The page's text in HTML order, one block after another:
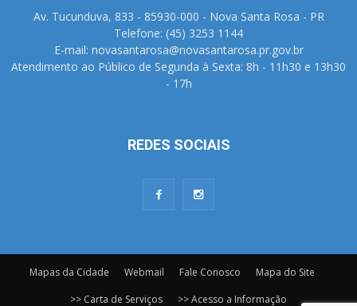
Av. Tucunduva, 833 - 85930-000 - Nova Santa Rosa - PR
Telefone: (45) 3253 1144
E-mail: novasantarosa@novasantarosa.pr.gov.br
Atendimento ao Público de Segunda à Sexta: 8h - 11h30 e 13h30
- 17h
REDES SOCIAIS
Mapas da Cidade Webmail Fale Conosco
Mapa do Site
>> Carta de Serviços
>> Acesso a Informação